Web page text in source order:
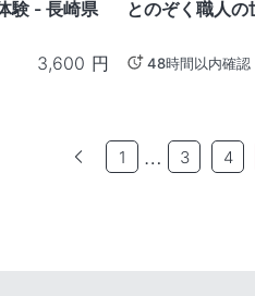
験 - 長崎県
3,600 円
とのぞく職人の
48時間以内確認
1 … 3 4